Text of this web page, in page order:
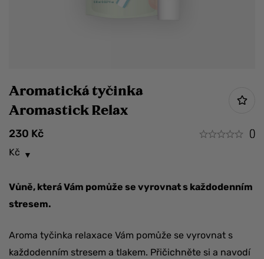
Aromatická tyčinka
Aromastick Relax
230 Kč
()
Kč
Vůně, která Vám pomůže se vyrovnat s každodenním
stresem.
Aroma tyčinka relaxace Vám pomůže se vyrovnat s
každodenním stresem a tlakem. Přičichněte si a navodí